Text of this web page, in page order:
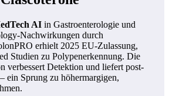
AI in Gastroenterologie und
Nachwirkungen durch
erhielt 2025 EU-Zulassung,
Studien zu Polypenerkennung. Die
verbessert Detektion und liefert post-
ein Sprung zu höhermargigen,